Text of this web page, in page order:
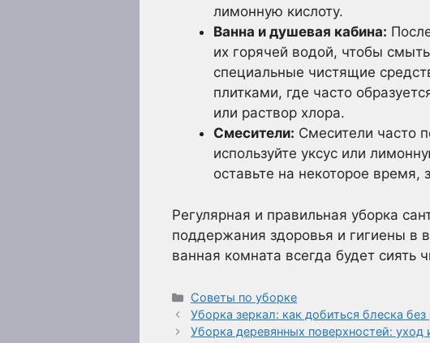
лимонную кислоту.
Ванна и душевая кабина:
их горячей водой, чтобы
специальные чистящие
плитками, где часто
или раствор хлора.
Смесители: Смесители часто
используйте уксус или
оставьте на некоторое время,
Регулярная и правильная уборка
поддержания здоровья и гигиены
ванная комната всегда будет сиять
Рубрики
Советы по уборке
Уборка зеркал: как добиться блеска без
Уборка деревянных поверхностей: уход